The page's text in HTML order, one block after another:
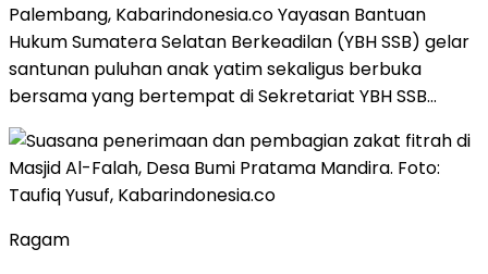
Palembang, Kabarindonesia.co Yayasan Bantuan
Hukum Sumatera Selatan Berkeadilan (YBH SSB) gelar
santunan puluhan anak yatim sekaligus berbuka
bersama yang bertempat di Sekretariat YBH SSB…
Ragam